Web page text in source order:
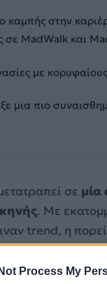
Process My
καμπής στην
σε MadWalk και
με
μια πιο
σε μία
. Με
trend, η
μουσικής.